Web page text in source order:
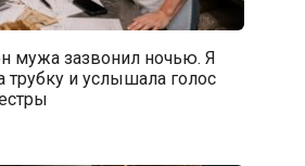
мужа зазвонил ночью. Я
трубку и услышала голос